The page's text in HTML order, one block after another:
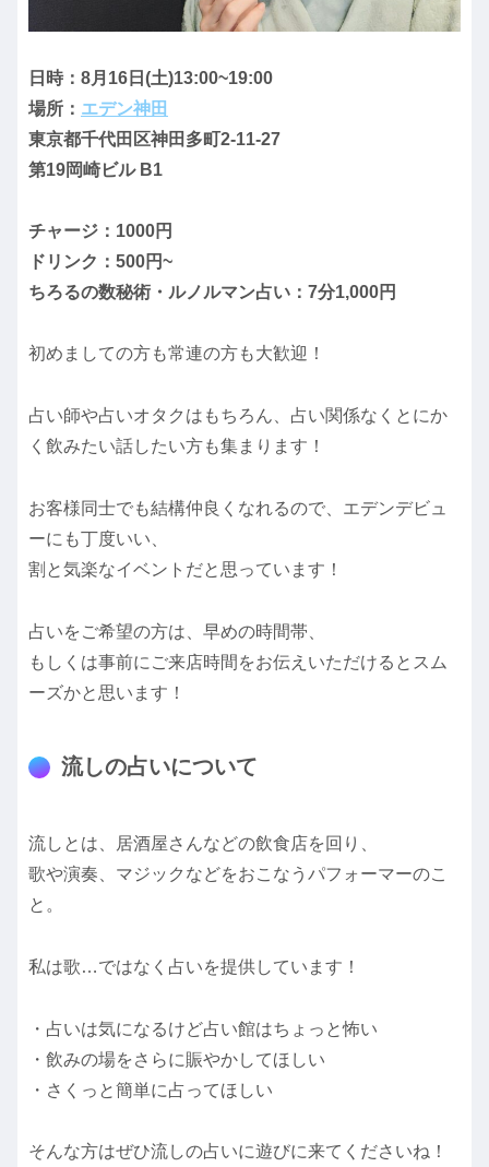
日時：8月16日(土)13:00~19:00
場所： エデン神田
東京都千代田区神田多町2-11-27
第19岡崎ビル B1
チャージ：1000円
ドリンク：500円~
ちろるの数秘術・ルノルマン占い：7分1,000円
初めましての方も常連の方も大歓迎！
占い師や占いオタクはもちろん、占い関係なくとにか
く飲みたい話したい方も集まります！
お客様同士でも結構仲良くなれるので、エデンデビュ
ーにも丁度いい、
割と気楽なイベントだと思っています！
占いをご希望の方は、早めの時間帯、
もしくは事前にご来店時間をお伝えいただけるとスム
ーズかと思います！
流しの占いについて
流しとは、居酒屋さんなどの飲食店を回り、
歌や演奏、マジックなどをおこなうパフォーマーのこ
と。
私は歌…ではなく占いを提供しています！
・占いは気になるけど占い館はちょっと怖い
・飲みの場をさらに賑やかしてほしい
・さくっと簡単に占ってほしい
そんな方はぜひ流しの占いに遊びに来てくださいね！